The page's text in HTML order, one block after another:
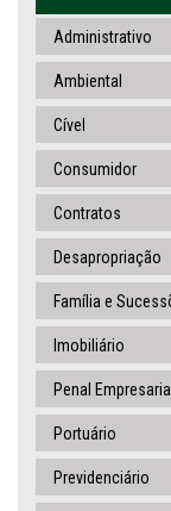
Administrativo
Ambiental
Cível
Consumidor
Contratos
Desapropriação
Família e
Imobiliário
Penal Empresarial
Portuário
Previdenciário